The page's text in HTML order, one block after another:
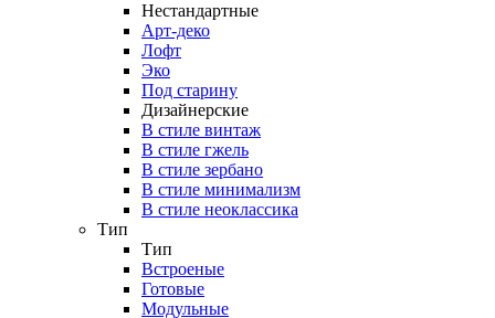
Нестандартные
Арт-деко
Лофт
Эко
Под старину
Дизайнерские
В стиле винтаж
В стиле гжель
В стиле зербано
В стиле минимализм
В стиле неоклассика
Тип
Тип
Встроеные
Готовые
Модульные